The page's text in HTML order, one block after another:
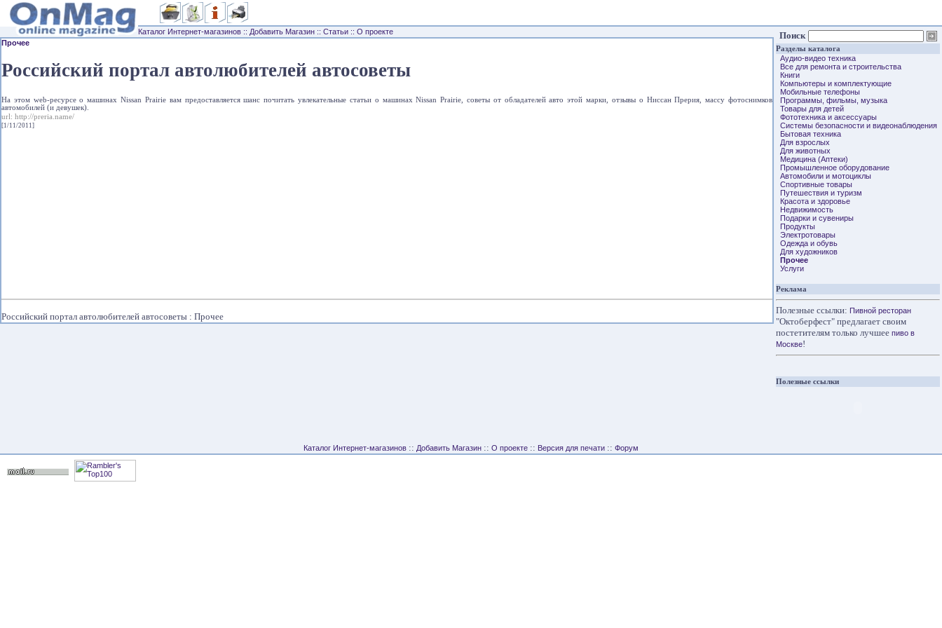
Каталог Интернет-магазинов :: Добавить Магазин :: Статьи :: О проекте
Прочее
Российский портал автолюбителей автосоветы
На этом web-ресурсе о машинах Nissan Prairie вам предоставляется шанс почитать увлекательные статьи о машинах Nissan Prairie, советы от обладателей авто этой марки, отзывы о Ниссан Прерия, массу фотоснимков
автомобилей (и девушек).
url: http://preria.name/
[1/11/2011]
Российский портал автолюбителей автосоветы : Прочее
Поиск
Разделы каталога
Аудио-видео техника
Все для ремонта и строительства
Книги
Компьютеры и комплектующие
Мобильные телефоны
Программы, фильмы, музыка
Товары для детей
Фототехника и аксессуары
Системы безопасности и видеонаблюдения
Бытовая техника
Для взрослых
Для животных
Медицина (Аптеки)
Промышленное оборудование
Автомобили и мотоциклы
Спортивные товары
Путешествия и туризм
Красота и здоровье
Недвижимость
Подарки и сувениры
Продукты
Электротовары
Одежда и обувь
Для художников
Прочее
Услуги
Реклама
Полезные ссылки: Пивной ресторан
"Октоберфест" предлагает своим
постетителям только лучшее пиво в
Москве!
Полезные ссылки
Каталог Интернет-магазинов :: Добавить Магазин :: О проекте :: Версия для печати :: Форум